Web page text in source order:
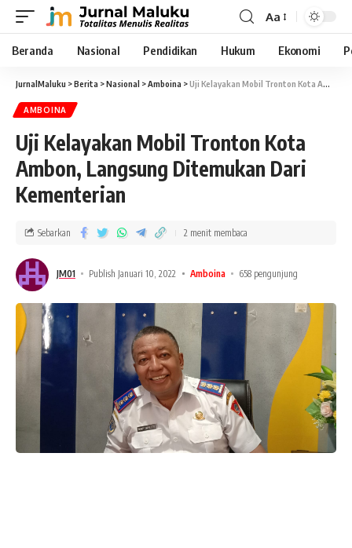
Aa
Beranda Nasional Pendidikan Hukum Ekonomi
JurnalMaluku >Berita >Nasional >Amboina >Uji Kelayakan Mobil Tronton Kota Ambon, Langsung Ditemukan Dari Kementerian
AMBOINA
Uji Kelayakan Mobil Tronton Kota
Ambon, Langsung Ditemukan Dari
Kementerian
JM01 Publish Januari 10, 2022 Amboina 658 pengunjung
Sebarkan 2 menit membaca